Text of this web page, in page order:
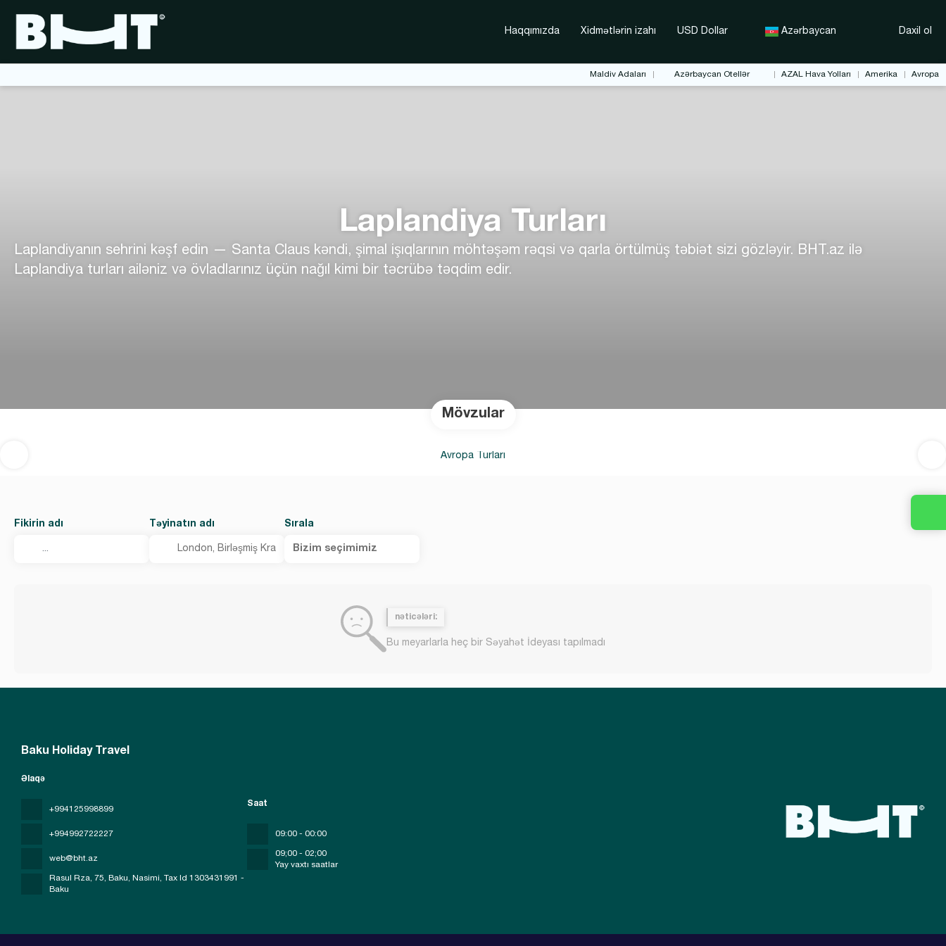
Haqqımızda Xidmətlərin izahı USD Dollar Azərbaycan Daxil ol
Maldiv Adaları Azərbaycan Otellər AZAL Hava Yolları Amerika Avropa
Laplandiya Turları
Laplandiyanın sehrini kəşf edin — Santa Claus kəndi, şimal işıqlarının möhtəşəm rəqsi və qarla örtülmüş təbiət sizi gözləyir. BHT.az ilə
Laplandiya turları ailəniz və övladlarınız üçün nağıl kimi bir təcrübə təqdim edir.
Mövzular
Avropa Turları
Fikirin adı Təyinatın adı Sırala
Bizim seçimimiz
nəticələri:
Bu meyarlarla heç bir Səyahət İdeyası tapılmadı
Baku Holiday Travel
Əlaqə
+994125998899
+994992722227
web@bht.az
Rasul Rza, 75, Baku, Nasimi, Tax Id 1303431991 -
Baku
Saat
09:00 - 00:00
09;00 - 02;00
Yay vaxtı saatlar